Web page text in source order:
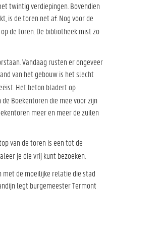
twintig verdiepingen. Bovendien
is de toren net af. Nog voor de
op de toren. De bibliotheek mist zo
Vandaag rusten er ongeveer
van het gebouw is het slecht
Het beton bladert op
Boekentoren die mee voor zijn
meer en meer de zuilen
van de toren is een tot de
je die vrij kunt bezoeken.
met de moeilijke relatie die stad
legt burgemeester Termont